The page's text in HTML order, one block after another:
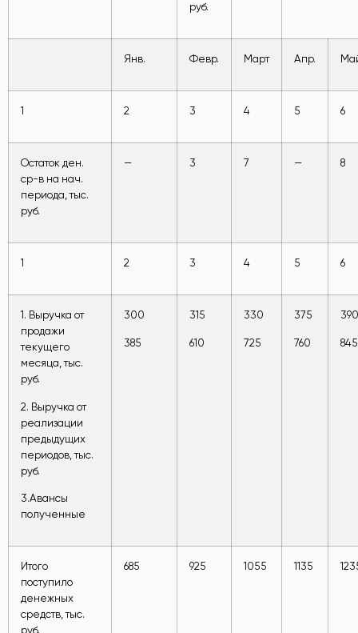
руб.
Янв. Февр. Март Апр.
1 2 3 4 5 6
Остаток ден.
ср-в на нач.
периода, тыс.
руб.
— 3 7 — 8
1 2 3 4 5 6
1. Выручка от
продажи
текущего
месяца, тыс.
руб.
2. Выручка от
реализации
предыдущих
периодов, тыс.
руб.
3.Авансы
полученные
300
385
315
610
330
725
375
760
390
845
Итого
поступило
денежных
средств, тыс.
руб.
685 925 1055 1135